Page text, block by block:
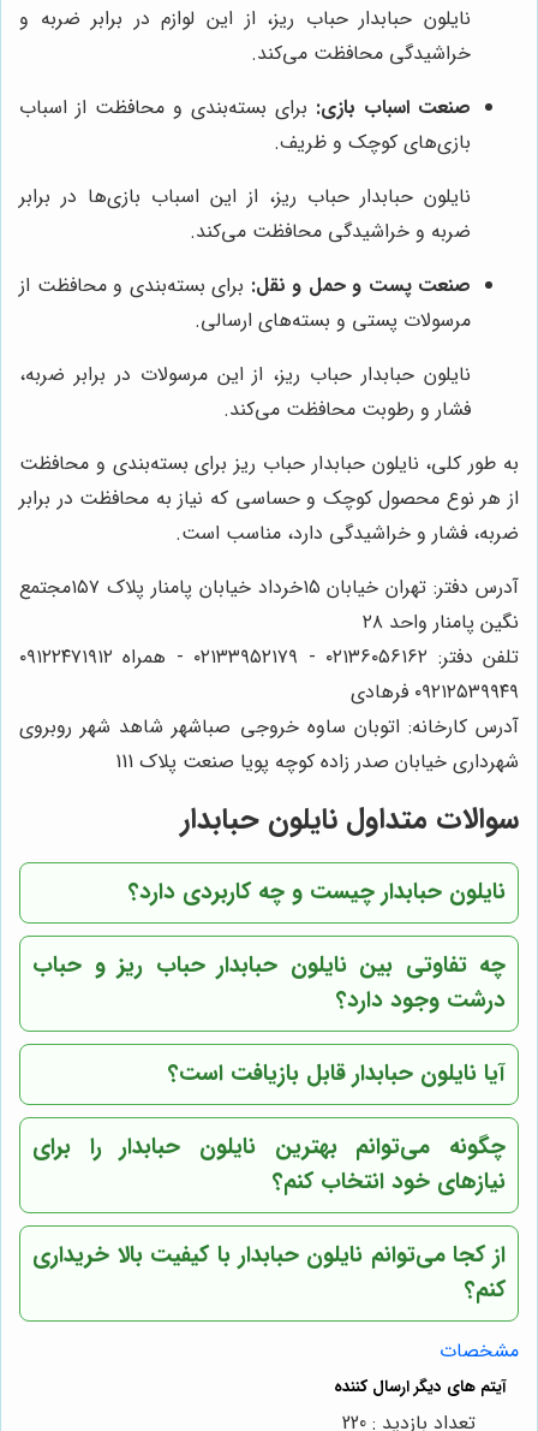
نایلون حبابدار حباب ریز، از این لوازم در برابر ضربه و
خراشیدگی محافظت می‌کند.
صنعت اسباب بازی: برای بسته‌بندی و محافظت از اسباب
بازی‌های کوچک و ظریف.
نایلون حبابدار حباب ریز، از این اسباب بازی‌ها در برابر
ضربه و خراشیدگی محافظت می‌کند.
صنعت پست و حمل و نقل: برای بسته‌بندی و محافظت از
مرسولات پستی و بسته‌های ارسالی.
نایلون حبابدار حباب ریز، از این مرسولات در برابر ضربه،
فشار و رطوبت محافظت می‌کند.
به طور کلی، نایلون حبابدار حباب ریز برای بسته‌بندی و محافظت
از هر نوع محصول کوچک و حساسی که نیاز به محافظت در برابر
ضربه، فشار و خراشیدگی دارد، مناسب است.
آدرس دفتر: تهران خیابان ۱۵خرداد خیابان پامنار پلاک ۱۵۷مجتمع
نگین پامنار واحد ۲۸
تلفن دفتر: ۰۲۱۳۶۰۵۶۱۶۲ - ۰۲۱۳۳۹۵۲۱۷۹ - همراه ۰۹۱۲۲۴۷۱۹۱۲
۰۹۲۱۲۵۳۹۹۴۹ فرهادی
آدرس کارخانه: اتوبان ساوه خروجی صباشهر شاهد شهر روبروی
شهرداری خیابان صدر زاده کوچه پویا صنعت پلاک 111
سوالات متداول نایلون حبابدار
نایلون حبابدار چیست و چه کاربردی دارد؟
چه تفاوتی بین نایلون حبابدار حباب ریز و حباب
درشت وجود دارد؟
آیا نایلون حبابدار قابل بازیافت است؟
چگونه می‌توانم بهترین نایلون حبابدار را برای
نیازهای خود انتخاب کنم؟
از کجا می‌توانم نایلون حبابدار با کیفیت بالا خریداری
کنم؟
مشخصات
تعداد بازدید : 220